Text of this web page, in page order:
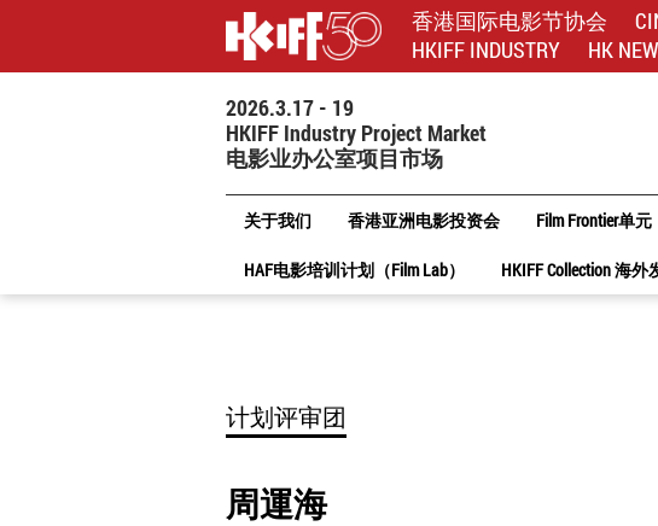
香港国际电影节协会
HKIFF INDUSTRY
HK
2026.3.17 - 19
HKIFF Industry Project Market
电影业办公室项目市场
关于我们 香港亚洲电影投资会 Film Frontier单元
HAF电影培训计划（Film Lab） HKIFF Collection 海外
计划评审团
周運海